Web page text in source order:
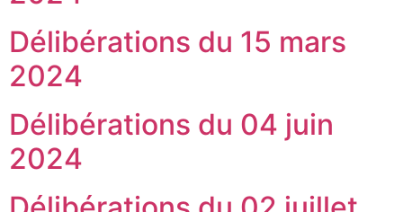
Délibérations du 15 mars
2024
Délibérations du 04 juin
2024